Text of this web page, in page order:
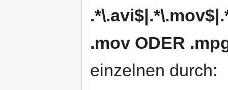
.mov ODER
einzelnen durch: